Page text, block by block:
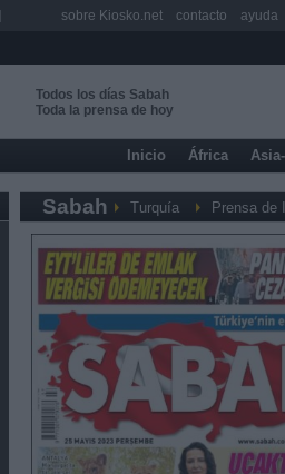
Todos los días Sabah
Toda la prensa de hoy
Inicio África
Sabah Turquía Prensa de
sobre Kiosko.net contacto ayuda